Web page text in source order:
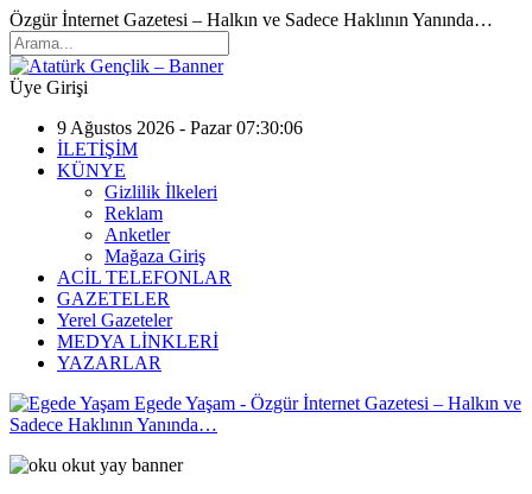
Özgür İnternet Gazetesi – Halkın ve Sadece Haklının Yanında…
Üye Girişi
9 Ağustos 2026 - Pazar 07:30:06
İLETİŞİM
KÜNYE
Gizlilik İlkeleri
Reklam
Anketler
Mağaza Giriş
ACİL TELEFONLAR
GAZETELER
Yerel Gazeteler
MEDYA LİNKLERİ
YAZARLAR
Egede Yaşam - Özgür İnternet Gazetesi – Halkın ve
Sadece Haklının Yanında…